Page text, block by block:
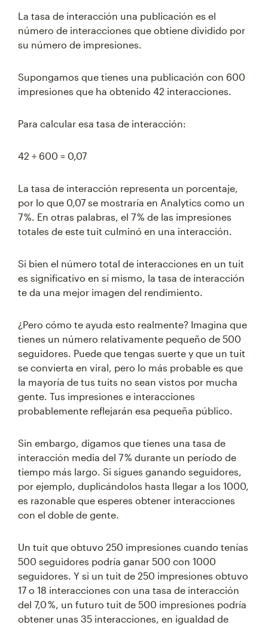
La tasa de interacción una publicación es el
número de interacciones que obtiene dividido por
su número de impresiones.
Supongamos que tienes una publicación con 600
impresiones que ha obtenido 42 interacciones.
Para calcular esa tasa de interacción:
42 ÷ 600 = 0,07
La tasa de interacción representa un porcentaje,
por lo que 0,07 se mostraría en Analytics como un
7 %. En otras palabras, el 7 % de las impresiones
totales de este tuit culminó en una interacción.
Si bien el número total de interacciones en un tuit
es significativo en sí mismo, la tasa de interacción
te da una mejor imagen del rendimiento.
¿Pero cómo te ayuda esto realmente? Imagina que
tienes un número relativamente pequeño de 500
seguidores. Puede que tengas suerte y que un tuit
se convierta en viral, pero lo más probable es que
la mayoría de tus tuits no sean vistos por mucha
gente. Tus impresiones e interacciones
probablemente reflejarán esa pequeña público.
Sin embargo, digamos que tienes una tasa de
interacción media del 7 % durante un período de
tiempo más largo. Si sigues ganando seguidores,
por ejemplo, duplicándolos hasta llegar a los 1000,
es razonable que esperes obtener interacciones
con el doble de gente.
Un tuit que obtuvo 250 impresiones cuando tenías
500 seguidores podría ganar 500 con 1000
seguidores. Y si un tuit de 250 impresiones obtuvo
17 o 18 interacciones con una tasa de interacción
del 7,0 %, un futuro tuit de 500 impresiones podría
obtener unas 35 interacciones, en igualdad de